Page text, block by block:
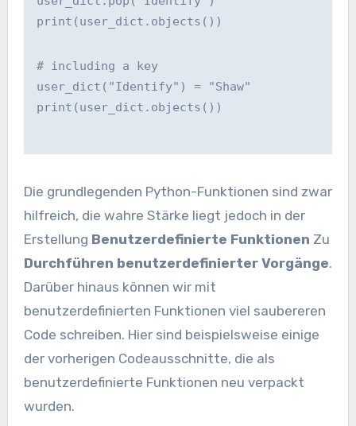
print(user_dict.objects())
# including a key
user_dict("Identify") = "Shaw"
print(user_dict.objects())
Die grundlegenden Python-Funktionen sind zwar
hilfreich, die wahre Stärke liegt jedoch in der
Erstellung Benutzerdefinierte Funktionen Zu
Durchführen benutzerdefinierter Vorgänge.
Darüber hinaus können wir mit
benutzerdefinierten Funktionen viel saubereren
Code schreiben. Hier sind beispielsweise einige
der vorherigen Codeausschnitte, die als
benutzerdefinierte Funktionen neu verpackt
wurden.